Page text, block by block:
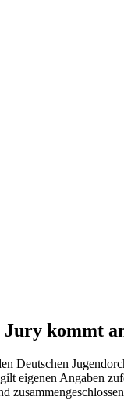
kommt
Deutschen
eigenen